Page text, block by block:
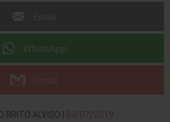
WhatsApp
Gmail
ALVISO | 03/07/2019